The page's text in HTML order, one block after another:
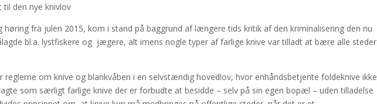
den nye knivlov
høring fra julen 2015, kom i stand på baggrund af længere tids kritik af den kriminalisering den nu
bl.a. lystfiskere og jægere, alt imens nogle typer af farlige knive var tilladt at bære alle steder
reglerne om knive og blankvåben i en selvstændig hovedlov, hvor enhåndsbetjente foldeknive ikke
som særligt farlige knive der er forbudte at besidde – selv på sin egen bopæl – uden tilladelse